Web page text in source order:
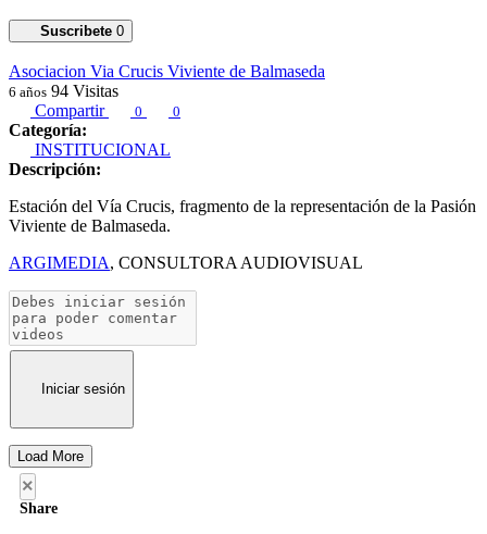
Suscribete 0
Asociacion Via Crucis Viviente de Balmaseda
6 años 94 Visitas
Compartir
0 0
Categoría:
INSTITUCIONAL
Descripción:
Estación del Vía Crucis, fragmento de la representación de la Pasión
Viviente de Balmaseda.
ARGIMEDIA, CONSULTORA AUDIOVISUAL
Iniciar sesión
Load More
×
Share